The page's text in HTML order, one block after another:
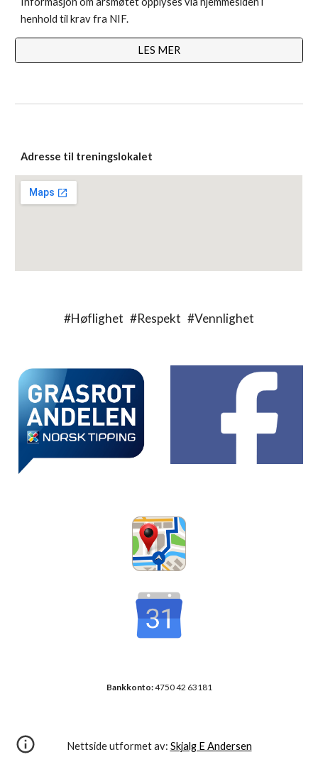
henhold til krav fra NIF.
LES MER
Adresse til treningslokalet
#Høflighet #Respekt #Vennlighet
Bankkonto:4750 42 63181
Nettside utformet av: Skjalg E Andersen